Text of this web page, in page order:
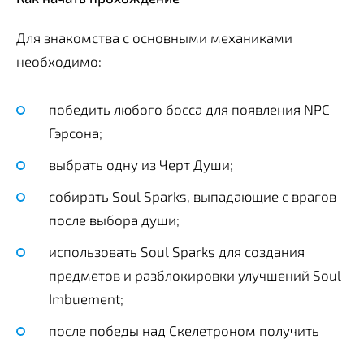
Для знакомства с основными механиками
необходимо:
победить любого босса для появления NPC
Гэрсона;
выбрать одну из Черт Души;
собирать Soul Sparks, выпадающие с врагов
после выбора души;
использовать Soul Sparks для создания
предметов и разблокировки улучшений Soul
Imbuement;
после победы над Скелетроном получить